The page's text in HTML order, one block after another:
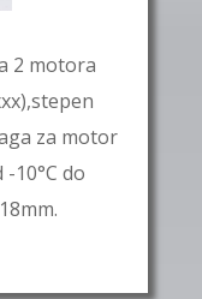
2 motora
za motor
10°C do